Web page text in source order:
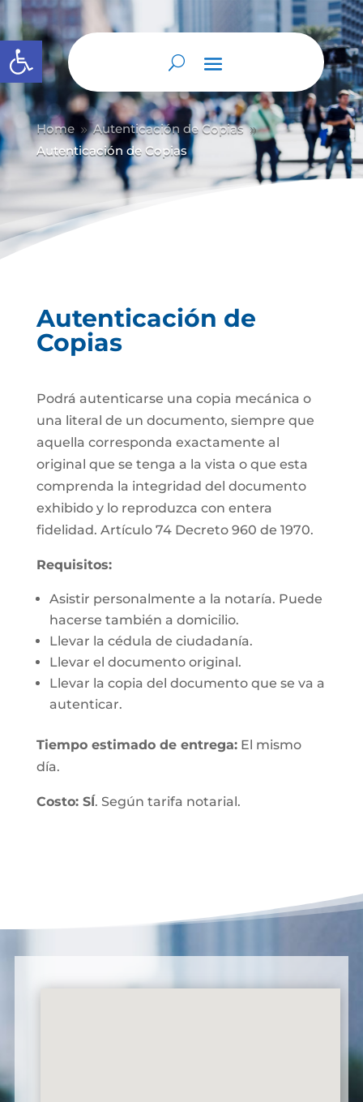
Abrir barra de herramientas
Home 9 Autenticación de Copias 9
Autenticación de Copias
Autenticación de
Copias
Podrá autenticarse una copia mecánica o
una literal de un documento, siempre que
aquella corresponda exactamente al
original que se tenga a la vista o que esta
comprenda la integridad del documento
exhibido y lo reproduzca con entera
fidelidad. Artículo 74 Decreto 960 de 1970.
Requisitos:
Asistir personalmente a la notaría. Puede
hacerse también a domicilio.
Llevar la cédula de ciudadanía.
Llevar el documento original.
Llevar la copia del documento que se va a
autenticar.
Tiempo estimado de entrega:El mismo
día.
Costo: SÍ. Según tarifa notarial.